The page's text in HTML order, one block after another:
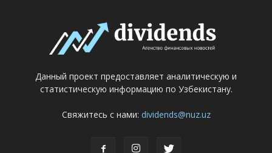
Данный проект предоставляет аналитическую и
статистическую информацию по Узбекистану.
Свяжитесь с нами: dividends@nuz.uz